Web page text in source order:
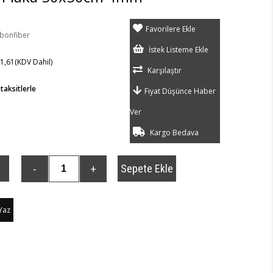
(KDV Dahil)
taksitlerle
Favorilere Ekle
İstek Listeme Ekle
Karşılaştır
Fiyat Düşünce Haber
Ver
Kargo Bedava